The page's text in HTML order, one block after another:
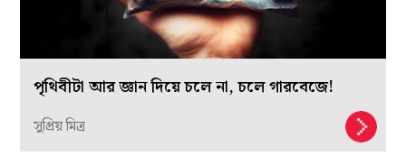
পৃথিবীটা আর জ্ঞান দিয়ে চলে না, চলে গারবেজে!
সুপ্রিয় মিত্র